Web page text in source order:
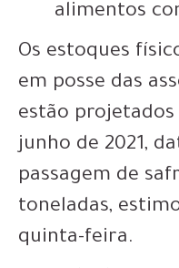
alimentos
Os estoques
em posse das
estão
junho de 2021,
passagem de
toneladas,
quinta-feira.